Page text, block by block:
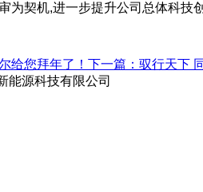
为契机,进一步提升公司总体科技
您拜年了！ 下一篇： 驭行天下
能源科技有限公司